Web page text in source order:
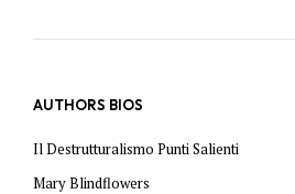
AUTHORS BIOS
Il Destrutturalismo Punti Salienti
Mary Blindflowers